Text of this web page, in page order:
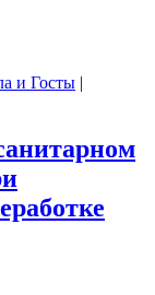
и Госты |